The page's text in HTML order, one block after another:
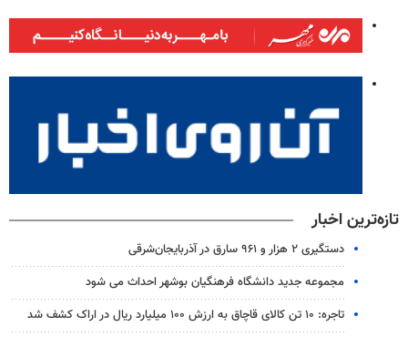
تازه‌ترین اخبار
دستگیری ۲ هزار و ۹۶۱ سارق در آذربایجان‌شرقی
مجموعه جدید دانشگاه فرهنگیان بوشهر احداث می شود
تاجره: ۱۰ تن کالای قاچاق به ارزش ۱۰۰ میلیارد ریال در اراک کشف شد